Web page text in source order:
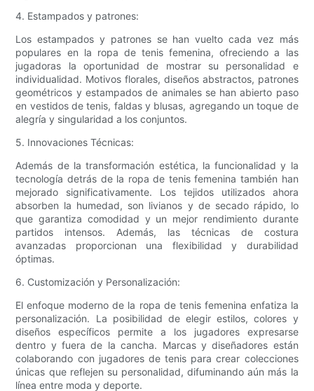
4. Estampados y patrones:
Los estampados y patrones se han vuelto cada vez más
populares en la ropa de tenis femenina, ofreciendo a las
jugadoras la oportunidad de mostrar su personalidad e
individualidad. Motivos florales, diseños abstractos, patrones
geométricos y estampados de animales se han abierto paso
en vestidos de tenis, faldas y blusas, agregando un toque de
alegría y singularidad a los conjuntos.
5. Innovaciones Técnicas:
Además de la transformación estética, la funcionalidad y la
tecnología detrás de la ropa de tenis femenina también han
mejorado significativamente. Los tejidos utilizados ahora
absorben la humedad, son livianos y de secado rápido, lo
que garantiza comodidad y un mejor rendimiento durante
partidos intensos. Además, las técnicas de costura
avanzadas proporcionan una flexibilidad y durabilidad
óptimas.
6. Customización y Personalización:
El enfoque moderno de la ropa de tenis femenina enfatiza la
personalización. La posibilidad de elegir estilos, colores y
diseños específicos permite a los jugadores expresarse
dentro y fuera de la cancha. Marcas y diseñadores están
colaborando con jugadores de tenis para crear colecciones
únicas que reflejen su personalidad, difuminando aún más la
línea entre moda y deporte.